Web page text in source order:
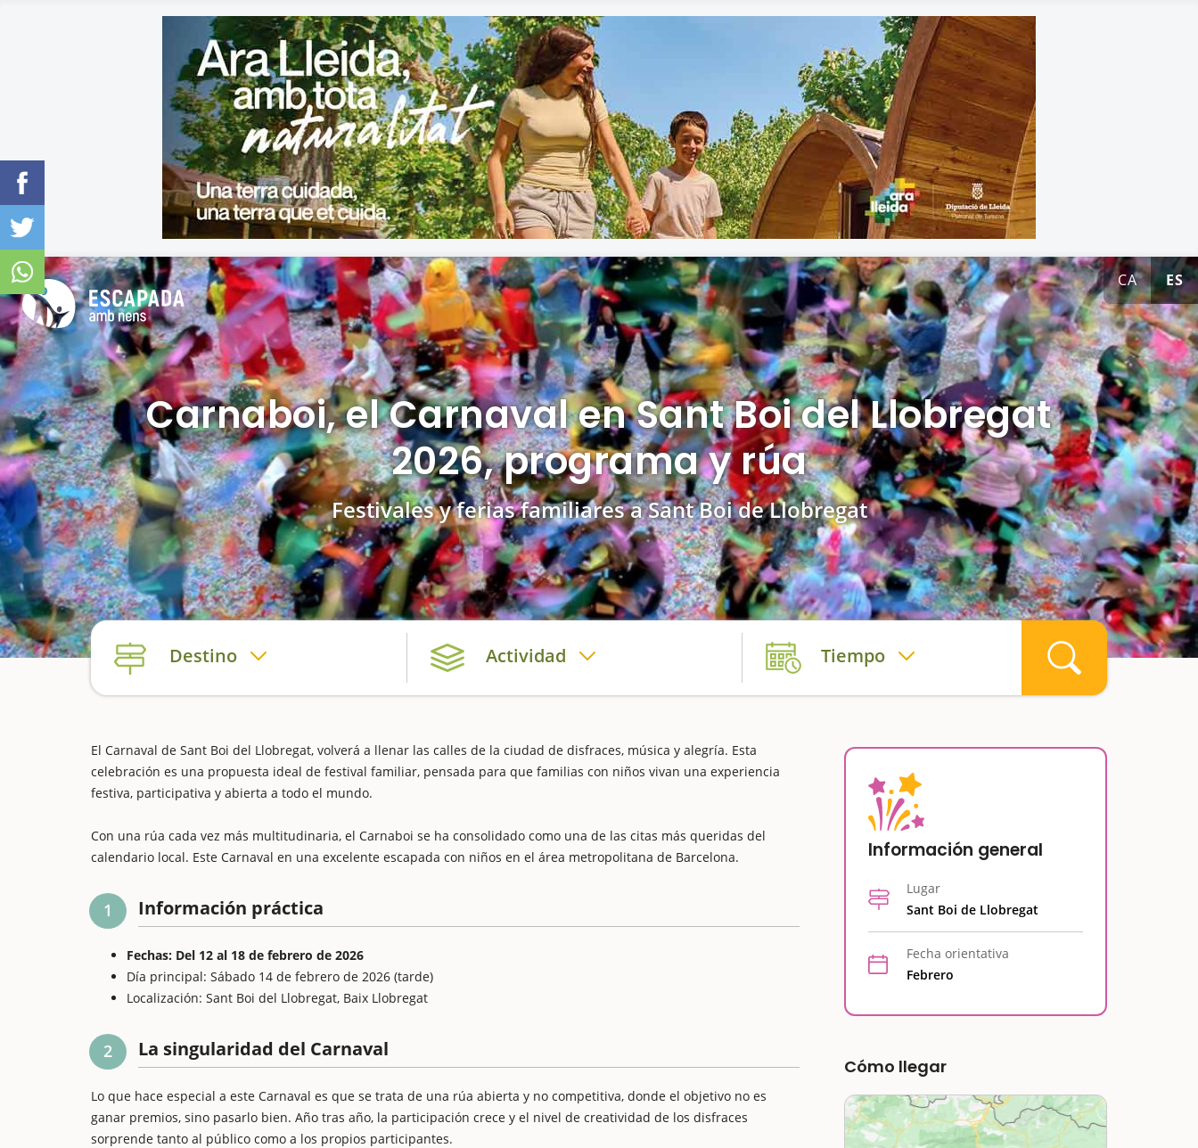
CA ES
Carnaboi, el Carnaval en Sant Boi del Llobregat
2026, programa y rúa
Festivales y ferias familiares a Sant Boi de Llobregat
Destino Actividad Tiempo
El Carnaval de Sant Boi del Llobregat, volverá a llenar las calles de la ciudad de disfraces, música y alegría. Esta
celebración es una propuesta ideal de festival familiar, pensada para que familias con niños vivan una experiencia
festiva, participativa y abierta a todo el mundo.
Con una rúa cada vez más multitudinaria, el Carnaboi se ha consolidado como una de las citas más queridas del
calendario local. Este Carnaval en una excelente escapada con niños en el área metropolitana de Barcelona.
1 Información práctica
Fechas: Del 12 al 18 de febrero de 2026
Día principal: Sábado 14 de febrero de 2026 (tarde)
Localización: Sant Boi del Llobregat, Baix Llobregat
2 La singularidad del Carnaval
Lo que hace especial a este Carnaval es que se trata de una rúa abierta y no competitiva, donde el objetivo no es
ganar premios, sino pasarlo bien. Año tras año, la participación crece y el nivel de creatividad de los disfraces
sorprende tanto al público como a los propios participantes.
Información general
Lugar
Sant Boi de Llobregat
Fecha orientativa
Febrero
Cómo llegar